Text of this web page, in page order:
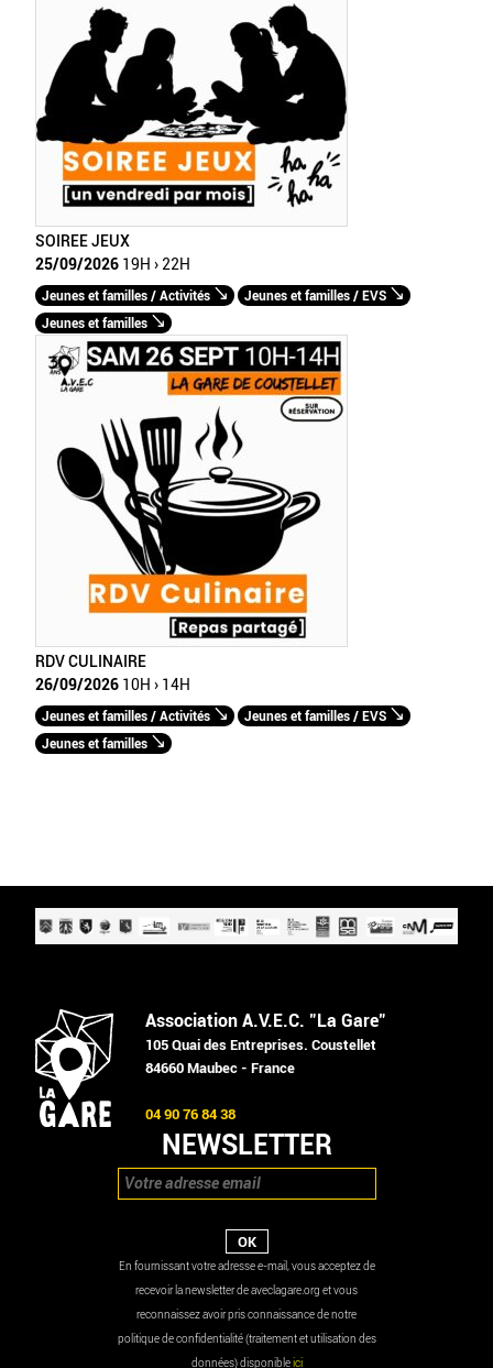
SOIREE JEUX
25/09/2026 19H › 22H
Jeunes et familles / Activités
Jeunes et familles / EVS
Jeunes et familles
RDV CULINAIRE
26/09/2026 10H › 14H
Jeunes et familles / Activités
Jeunes et familles / EVS
Jeunes et familles
Association A.V.E.C. "La Gare"
105 Quai des Entreprises. Coustellet
84660 Maubec - France
04 90 76 84 38
NEWSLETTER
En fournissant votre adresse e-mail, vous acceptez de
recevoir la newsletter de aveclagare.org et vous
reconnaissez avoir pris connaissance de notre
politique de confidentialité (traitement et utilisation des
données) disponibleici